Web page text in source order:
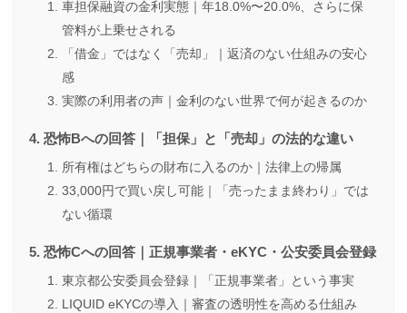
車担保融資の金利実態｜年18.0%〜20.0%、さらに保
管料が上乗せされる
「借金」ではなく「売却」｜返済のない仕組みの安心
感
実際の利用者の声｜金利のない世界で何が起きるのか
恐怖Bへの回答｜「担保」と「売却」の法的な違い
所有権はどちらの財布に入るのか｜法律上の帰属
33,000円で買い戻し可能｜「売ったまま終わり」では
ない循環
恐怖Cへの回答｜正規事業者・eKYC・公安委員会登録
東京都公安委員会登録｜「正規事業者」という事実
LIQUID eKYCの導入｜審査の透明性を高める仕組み